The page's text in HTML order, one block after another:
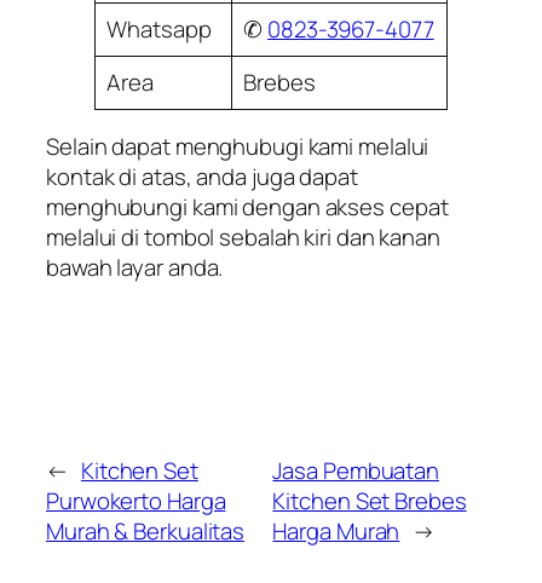
Whatsapp
✆ 0823-3967-4077
Area
Brebes
Selain dapat menghubugi kami melalui
kontak di atas, anda juga dapat
menghubungi kami dengan akses cepat
melalui di tombol sebalah kiri dan kanan
bawah layar anda.
← Kitchen Set
Purwokerto Harga
Murah & Berkualitas
Jasa Pembuatan
Kitchen Set Brebes
Harga Murah →